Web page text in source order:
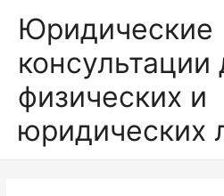
Юридические
консультации
физических и
юридических